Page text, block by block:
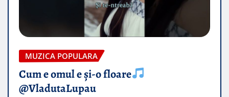
MUZICA POPULARA
Cum e omul e și-o floare
@VladutaLupau